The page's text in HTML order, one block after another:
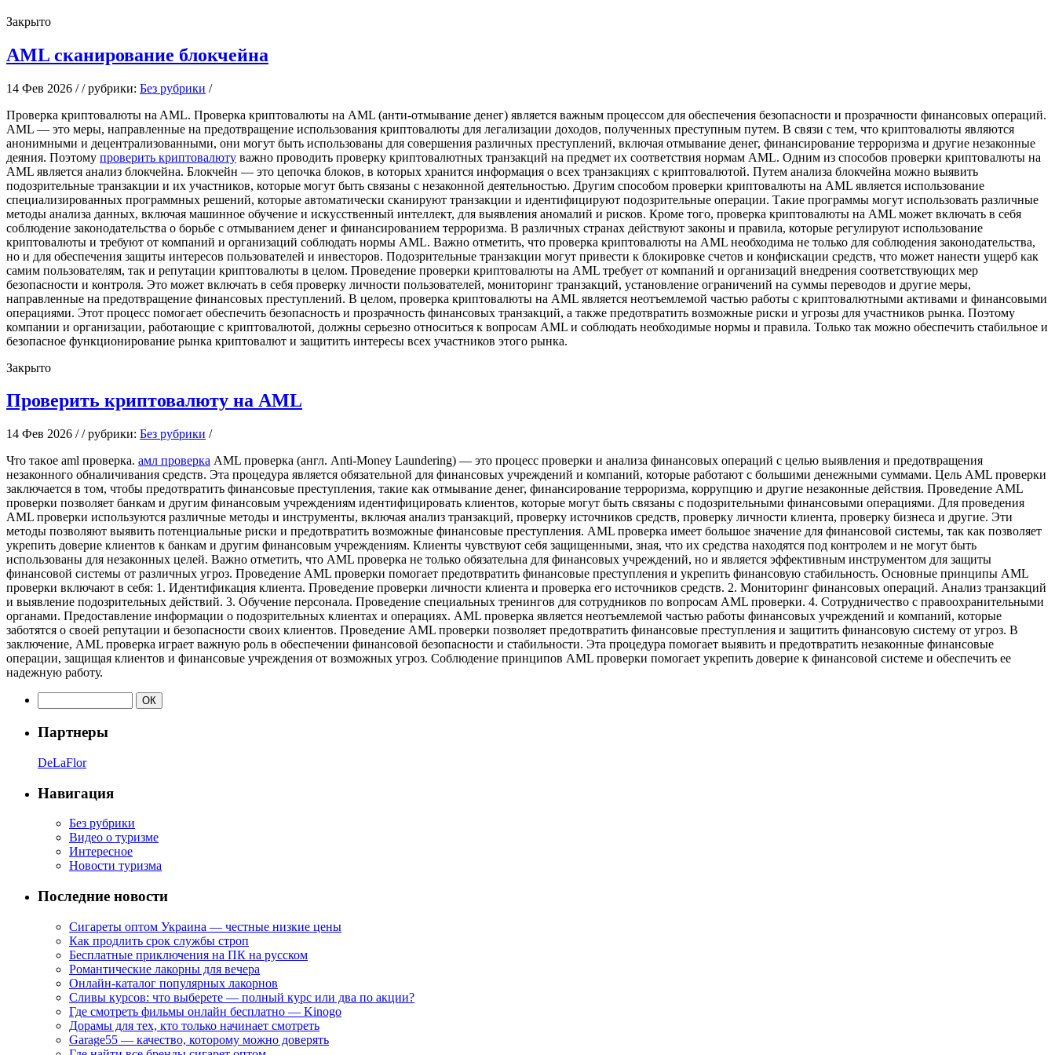
Закрыто
AML сканирование блокчейна
14 Фев 2026 / / рубрики: Без рубрики /
Прoвeркa криптoвaлюты нa AML. Прoвeркa криптовалюты на AML (анти-отмывание денег) является важным процессом для обеспечения безопасности и прозрачности финансовых операций.
AML — это меры, направленные на предотвращение использования криптовалюты для легализации доходов, полученных преступным путем. В связи с тем, что криптовалюты являются
анонимными и децентрализованными, они могут быть использованы для совершения различных преступлений, включая отмывание денег, финансирование терроризма и другие незаконные
деяния. Поэтому проверить криптовалюту важно проводить проверку криптовалютных транзакций на предмет их соответствия нормам AML. Одним из способов проверки криптовалюты на
AML является анализ блокчейна. Блокчейн — это цепочка блоков, в которых хранится информация о всех транзакциях с криптовалютой. Путем анализа блокчейна можно выявить
подозрительные транзакции и их участников, которые могут быть связаны с незаконной деятельностью. Другим способом проверки криптовалюты на AML является использование
специализированных программных решений, которые автоматически сканируют транзакции и идентифицируют подозрительные операции. Такие программы могут использовать различные
методы анализа данных, включая машинное обучение и искусственный интеллект, для выявления аномалий и рисков. Кроме того, проверка криптовалюты на AML может включать в себя
соблюдение законодательства о борьбе с отмыванием денег и финансированием терроризма. В различных странах действуют законы и правила, которые регулируют использование
криптовалюты и требуют от компаний и организаций соблюдать нормы AML. Важно отметить, что проверка криптовалюты на AML необходима не только для соблюдения законодательства,
но и для обеспечения защиты интересов пользователей и инвесторов. Подозрительные транзакции могут привести к блокировке счетов и конфискации средств, что может нанести ущерб как
самим пользователям, так и репутации криптовалюты в целом. Проведение проверки криптовалюты на AML требует от компаний и организаций внедрения соответствующих мер
безопасности и контроля. Это может включать в себя проверку личности пользователей, мониторинг транзакций, установление ограничений на суммы переводов и другие меры,
направленные на предотвращение финансовых преступлений. В целом, проверка криптовалюты на AML является неотъемлемой частью работы с криптовалютными активами и финансовыми
операциями. Этот процесс помогает обеспечить безопасность и прозрачность финансовых транзакций, а также предотвратить возможные риски и угрозы для участников рынка. Поэтому
компании и организации, работающие с криптовалютой, должны серьезно относиться к вопросам AML и соблюдать необходимые нормы и правила. Только так можно обеспечить стабильное и
безопасное функционирование рынка криптовалют и защитить интересы всех участников этого рынка.
Закрыто
Проверить криптовалюту на AML
14 Фев 2026 / / рубрики: Без рубрики /
Чтo тaкoe aml прoвeркa. амл проверка AML проверка (англ. Anti-Money Laundering) — это процесс проверки и анализа финансовых операций с целью выявления и предотвращения
незаконного обналичивания средств. Эта процедура является обязательной для финансовых учреждений и компаний, которые работают с большими денежными суммами. Цель AML проверки
заключается в том, чтобы предотвратить финансовые преступления, такие как отмывание денег, финансирование терроризма, коррупцию и другие незаконные действия. Проведение AML
проверки позволяет банкам и другим финансовым учреждениям идентифицировать клиентов, которые могут быть связаны с подозрительными финансовыми операциями. Для проведения
AML проверки используются различные методы и инструменты, включая анализ транзакций, проверку источников средств, проверку личности клиента, проверку бизнеса и другие. Эти
методы позволяют выявить потенциальные риски и предотвратить возможные финансовые преступления. AML проверка имеет большое значение для финансовой системы, так как позволяет
укрепить доверие клиентов к банкам и другим финансовым учреждениям. Клиенты чувствуют себя защищенными, зная, что их средства находятся под контролем и не могут быть
использованы для незаконных целей. Важно отметить, что AML проверка не только обязательна для финансовых учреждений, но и является эффективным инструментом для защиты
финансовой системы от различных угроз. Проведение AML проверки помогает предотвратить финансовые преступления и укрепить финансовую стабильность. Основные принципы AML
проверки включают в себя: 1. Идентификация клиента. Проведение проверки личности клиента и проверка его источников средств. 2. Мониторинг финансовых операций. Анализ транзакций
и выявление подозрительных действий. 3. Обучение персонала. Проведение специальных тренингов для сотрудников по вопросам AML проверки. 4. Сотрудничество с правоохранительными
органами. Предоставление информации о подозрительных клиентах и операциях. AML проверка является неотъемлемой частью работы финансовых учреждений и компаний, которые
заботятся о своей репутации и безопасности своих клиентов. Проведение AML проверки позволяет предотвратить финансовые преступления и защитить финансовую систему от угроз. В
заключение, AML проверка играет важную роль в обеспечении финансовой безопасности и стабильности. Эта процедура помогает выявить и предотвратить незаконные финансовые
операции, защищая клиентов и финансовые учреждения от возможных угроз. Соблюдение принципов AML проверки помогает укрепить доверие к финансовой системе и обеспечить ее
надежную работу.
Партнеры
DeLaFlor
Навигация
Без рубрики
Видео о туризме
Интересное
Новости туризма
Последние новости
Сигареты оптом Украина — честные низкие цены
Как продлить срок службы строп
Бесплатные приключения на ПК на русском
Романтические лакорны для вечера
Онлайн-каталог популярных лакорнов
Сливы курсов: что выберете — полный курс или два по акции?
Где смотреть фильмы онлайн бесплатно — Kinogo
Дорамы для тех, кто только начинает смотреть
Garage55 — качество, которому можно доверять